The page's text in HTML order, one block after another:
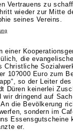
Vertrauens zu
wieder zur Mitte
seines Vereins.
einer
die
Christliche
10?000 Euro zum
so der Leiter
Düren keinerlei
dringend auf
die Bevölkerung
sondern im
Essensgutscheine
er.